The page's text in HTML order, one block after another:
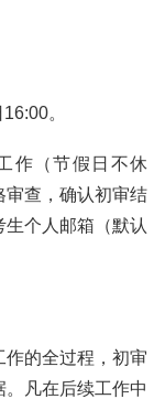
。
作（节假日不休
审查，确认初审结
个人邮箱（默认
作的全过程，初审
凡在后续工作中